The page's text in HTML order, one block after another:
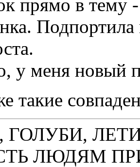
прямо в тему
у меня новый
такие
ГОЛУБИ,
ЛЮДЯМ